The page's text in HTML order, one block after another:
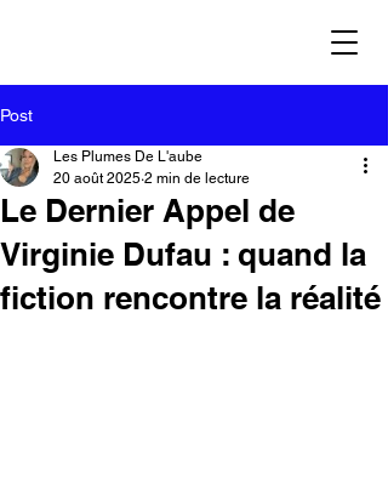
Post
Le Dernier Appel de
Virginie Dufau : quand la
fiction rencontre la réalité
Les Plumes De L'aube
20 août 2025 2 min de lecture